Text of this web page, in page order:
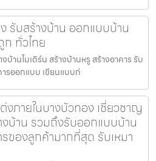
รับสร้างบ้าน ออกแบบบ้าน
ก ทั่วไทย
บ้านโมเดิร์น สร้างบ้านหรู สร้างอาคาร รับ
รออกแบบ เขียนแบบก่
ภายในบางบัวทอง เชี่ยวชาญ
บ้าน รวมถึงรับออกแบบบ้าน
ของลูกค้ามากที่สุด รับเหมา